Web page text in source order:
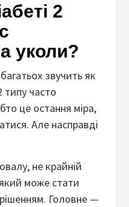
2
уколи?
звучить як
часто
це остання міра,
Але насправді
не крайній
може стати
Головне —